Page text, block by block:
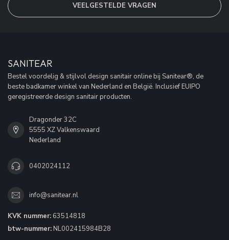
VEELGESTELDE VRAGEN
SANITEAR
Bestel voordelig & stijlvol design sanitair online bij Sanitear®, de
beste badkamer winkel van Nederland en België. Inclusief EUIPO
geregistreerde design sanitair producten.
Dragonder 32C
5555 XZ Valkenswaard
Nederland
0402024112
info@sanitear.nl
KVK nummer: 63514818
btw-nummer: NL002415984B28